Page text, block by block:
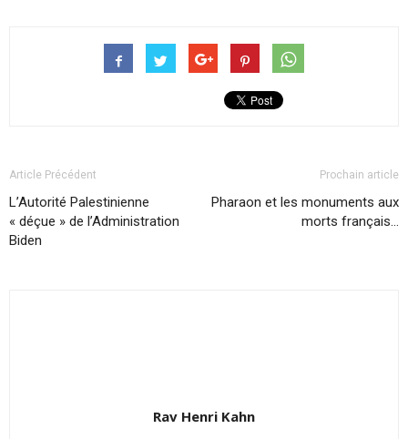
Article Précédent
L’Autorité Palestinienne
« déçue » de l’Administration
Biden
Prochain article
Pharaon et les monuments aux
morts français…
Rav Henri Kahn